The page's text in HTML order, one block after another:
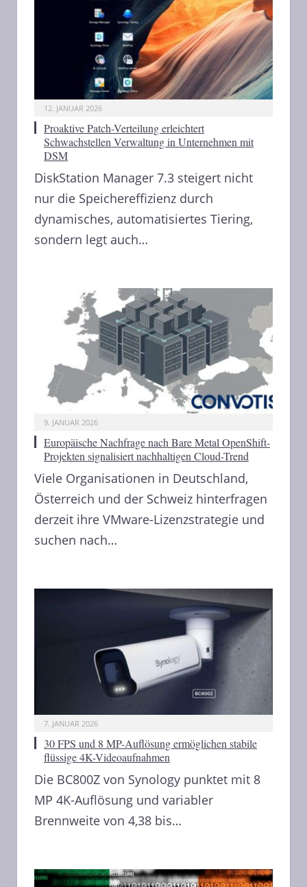
12. JANUAR 2026
Proaktive Patch-Verteilung erleichtert
Schwachstellen Verwaltung in Unternehmen mit
DSM
DiskStation Manager 7.3 steigert nicht
nur die Speichereffizienz durch
dynamisches, automatisiertes Tiering,
sondern legt auch…
9. JANUAR 2026
Europäische Nachfrage nach Bare Metal OpenShift-
Projekten signalisiert nachhaltigen Cloud-Trend
Viele Organisationen in Deutschland,
Österreich und der Schweiz hinterfragen
derzeit ihre VMware-Lizenzstrategie und
suchen nach…
7. JANUAR 2026
30 FPS und 8 MP-Auflösung ermöglichen stabile
flüssige 4K-Videoaufnahmen
Die BC800Z von Synology punktet mit 8
MP 4K-Auflösung und variabler
Brennweite von 4,38 bis…